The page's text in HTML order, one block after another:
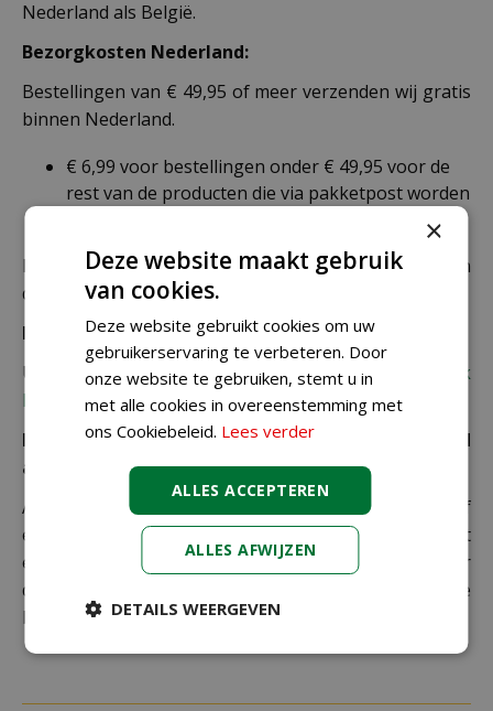
Nederland als België.
Bezorgkosten Nederland:
Bestellingen van € 49,95 of meer verzenden wij gratis
binnen Nederland.
€ 6,99 voor bestellingen onder € 49,95 voor de
rest van de producten die via pakketpost worden
De juiste verzendkosten worden in de laatste stap van
de winkelwagen berekend.
Bezorgkosten overige landen:
Uiteraard verzenden wij ook buiten Nederland,
bekijk
hier de verzendkosten.
Let op: extra kosten bij niet ophalen of verkeerd
adres
Als je je pakket niet ophaalt bij een PostNL-punt of
een verkeerd afleveradres invult, zijn wij genoodzaakt
extra kosten in rekening te brengen. Controleer
daarom altijd goed je adresgegevens voordat je je
bestelling plaatst.
×
Deze website maakt gebruik
van cookies.
Deze website gebruikt cookies om uw
gebruikerservaring te verbeteren. Door
onze website te gebruiken, stemt u in
met alle cookies in overeenstemming met
ons Cookiebeleid. Lees verder
ALLES ACCEPTEREN
ALLES AFWIJZEN
DETAILS WEERGEVEN